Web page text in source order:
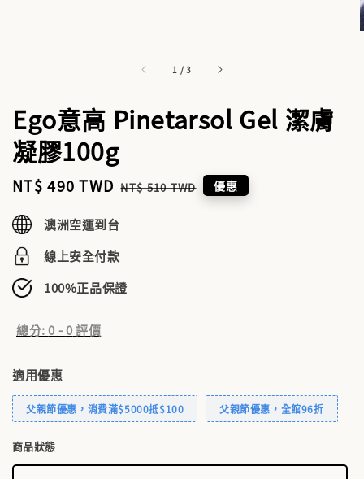
1 /3
Ego意高 Pinetarsol Gel 潔膚
凝膠100g
Sale
NT$ 490 TWD Regular
NT$ 510 TWD 優惠
澳洲空運到台
線上安全付款
100%正品保證
總分:0 -0評價
適用優惠
父親節優惠，消費滿$5000抵$100 父親節優惠，全館96折
商品狀態